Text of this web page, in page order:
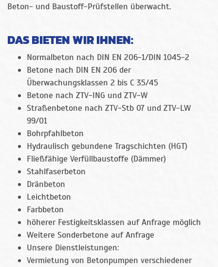
Beton- und Baustoff-Prüfstellen überwacht.
DAS BIETEN WIR IHNEN:
Normalbeton nach DIN EN 206-1/DIN 1045-2
Betone nach DIN EN 206 der
Überwachungsklassen 2 bis C 35/45
Betone nach ZTV-ING und ZTV-W
Straßenbetone nach ZTV-Stb 07 und ZTV-LW
99/01
Bohrpfahlbeton
Hydraulisch gebundene Tragschichten (HGT)
Fließfähige Verfüllbaustoffe (Dämmer)
Stahlfaserbeton
Dränbeton
Leichtbeton
Farbbeton
höherer Festigkeitsklassen auf Anfrage möglich
Weitere Sonderbetone auf Anfrage
Unsere Dienstleistungen:
Vermietung von Betonpumpen verschiedener